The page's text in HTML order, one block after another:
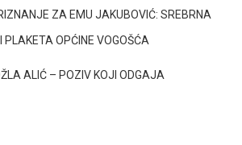
ZA EMU JAKUBOVIĆ: SREBRNA
PLAKETA OPĆINE VOGOŠĆA
ALIĆ – POZIV KOJI ODGAJA